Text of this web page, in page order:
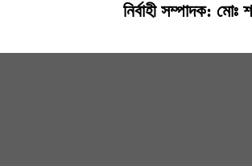
নির্বাহী সম্পাদক: